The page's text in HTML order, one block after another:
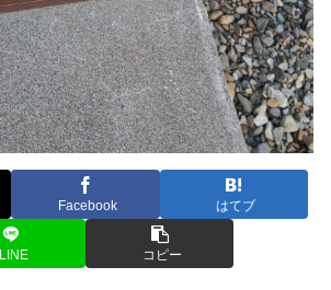
Facebook はてブ
LINE コピー